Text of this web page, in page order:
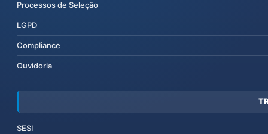
Processos de Seleção
LGPD
Compliance
Ouvidoria
SESI